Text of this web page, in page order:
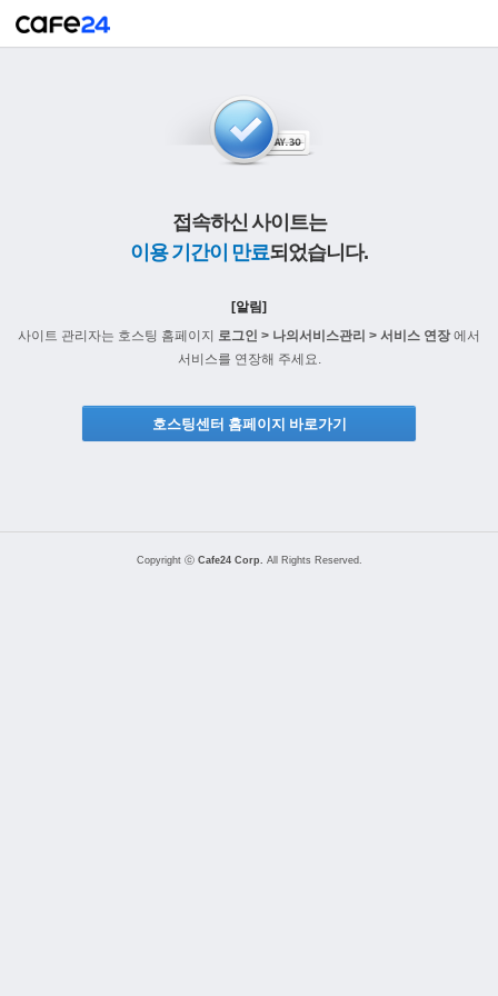
접속하신 사이트는
이용 기간이 만료되었습니다.
[알림]
사이트 관리자는 호스팅 홈페이지 로그인 > 나의서비스관리 > 서비스 연장에서
서비스를 연장해 주세요.
호스팅센터 홈페이지 바로가기
Copyright ⓒ Cafe24 Corp. All Rights Reserved.